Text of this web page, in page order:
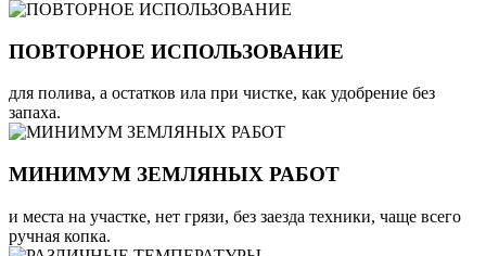
ПОВТОРНОЕ ИСПОЛЬЗОВАНИЕ
для полива, а остатков ила при чистке, как удобрение без
запаха.
МИНИМУМ ЗЕМЛЯНЫХ РАБОТ
и места на участке, нет грязи, без заезда техники, чаще всего
ручная копка.